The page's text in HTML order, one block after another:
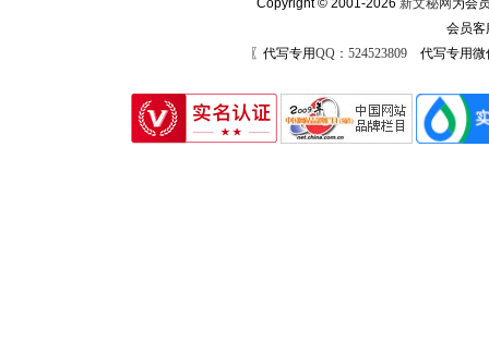
Copyright © 2001-2026 新文秘网 为会
会员
〖代写专用QQ：524523809代写专用微